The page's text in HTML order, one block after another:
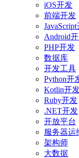
iOS开发
前端开发
Android
PHP开发
数据库
开发工具
Python开
Kotlin开
Ruby开发
.NET开发
开放平台
服务器运
架构师
大数据